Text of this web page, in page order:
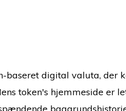
baseret digital valuta, der
token's hjemmeside er